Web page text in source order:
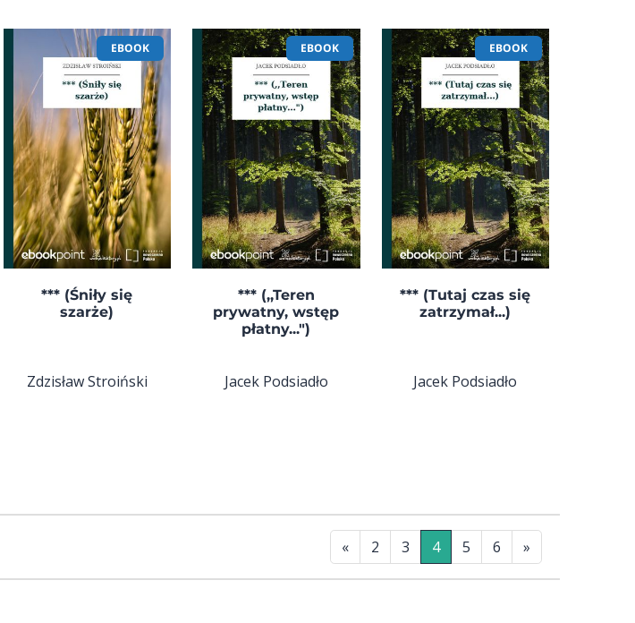
EBOOK
*** (Śniły się
szarże)
Zdzisław Stroiński
EBOOK
*** (,,Teren
prywatny, wstęp
płatny...")
Jacek Podsiadło
EBOOK
*** (Tutaj czas się
zatrzymał...)
Jacek Podsiadło
« 2 3 4 5 6 »